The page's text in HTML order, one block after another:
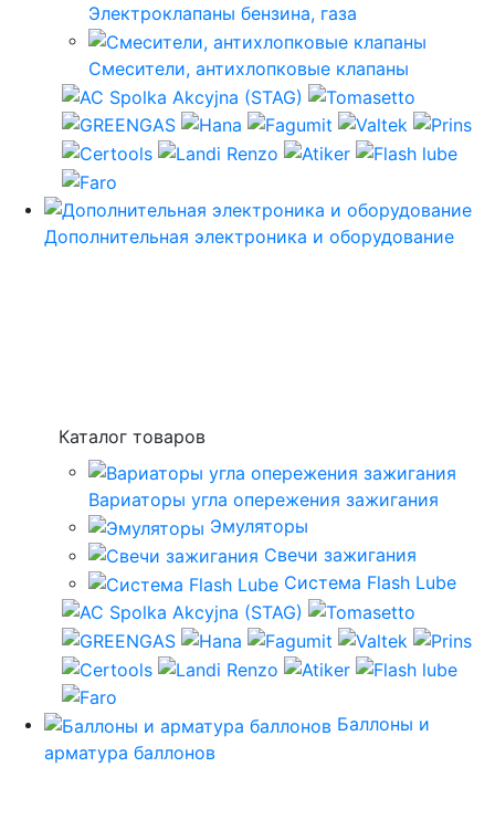
Электроклапаны бензина, газа
Смесители, антихлопковые клапаны
Дополнительная электроника и оборудование
Каталог товаров
Вариаторы угла опережения зажигания
Эмуляторы
Свечи зажигания
Система Flash Lube
Баллоны и
арматура баллонов